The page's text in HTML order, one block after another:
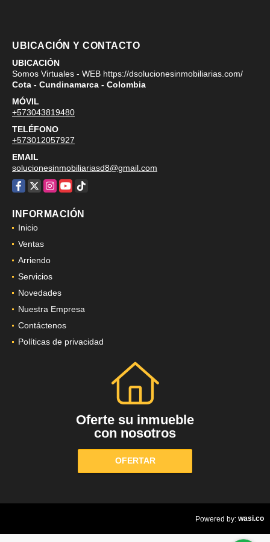
UBICACIÓN Y CONTACTO
UBICACIÓN
Somos Virtuales - WEB https://dsolucionesinmobiliarias.com/
Cota - Cundinamarca - Colombia
MÓVIL
+573043819480
TELÉFONO
+573012057927
EMAIL
solucionesinmobiliariasd8@gmail.com
Facebook
X Instagram
YouTube
TikTok
INFORMACIÓN
Inicio
Ventas
Arriendo
Servicios
Novedades
Nuestra Empresa
Contáctenos
Políticas de privacidad
Oferte su inmueble
con nosotros
OFERTAR
Powered by: wasi.co